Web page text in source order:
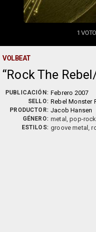
1 VOTO
VOLBEAT
Rock The
PUBLICACIÓN: Febrero 2007
SELLO: Rebel Monster
PRODUCTOR: Jacob Hansen
GÉNERO: metal, pop-rock
ESTILOS: groove metal,